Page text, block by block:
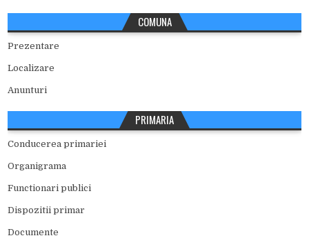
COMUNA
Prezentare
Localizare
Anunturi
PRIMARIA
Conducerea primariei
Organigrama
Functionari publici
Dispozitii primar
Documente